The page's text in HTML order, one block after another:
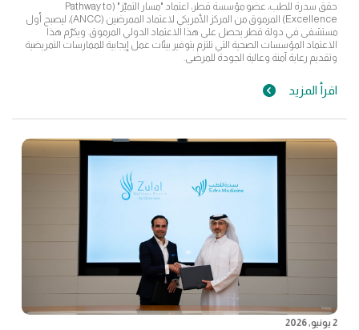
حقق سدرة للطب، عضو مؤسسة قطر، اعتماد "مسار التميّز" (Pathway to
Excellence) المرموق من المركز الأمريكي لاعتماد الممرضين (ANCC)، ليصبح أول
مستشفى في دولة قطر يحصل على هذا الاعتماد الدولي المرموق. ويكرّم هذا
الاعتماد المؤسسات الصحية التي تلتزم بتوفير بيئات عمل إيجابية للممارسات التمريضية
وتقديم رعاية آمنة وعالية الجودة للمرضى.
اقرأ المزيد
2 يونيو, 2026